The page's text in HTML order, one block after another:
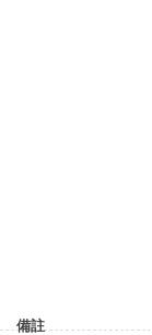
備註